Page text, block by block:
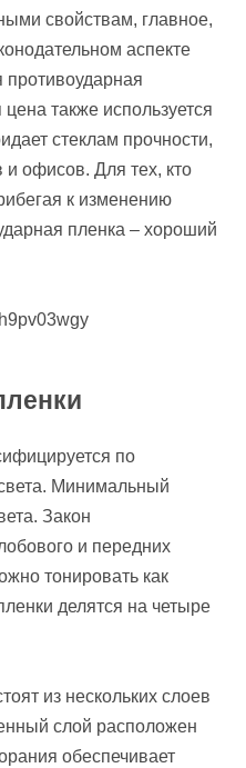
свойствам, главное,
аспекте
противоударная
также используется
стеклам прочности,
и офисов. Для тех, кто
к изменению
пленка – хороший
по
Минимальный
Закон
и передних
тонировать как
делятся на четыре
из нескольких слоев
слой расположен
обеспечивает